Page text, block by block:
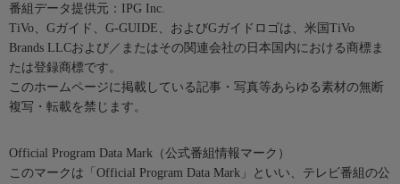
番組データ提供元：IPG Inc.
TiVo、Gガイド、G-GUIDE、およびGガイドロゴは、米国TiVo
Brands LLCおよび／またはその関連会社の日本国内における商標ま
たは登録商標です。
このホームページに掲載している記事・写真等あらゆる素材の無断
複写・転載を禁じます。
Official Program Data Mark（公式番組情報マーク）
このマークは「Official Program Data Mark」といい、テレビ番組の公